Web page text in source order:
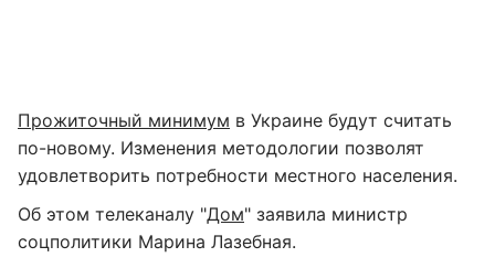
Прожиточный минимум в Украине будут считать
по-новому. Изменения методологии позволят
удовлетворить потребности местного населения.
Об этом телеканалу "Дом" заявила министр
соцполитики Марина Лазебная.